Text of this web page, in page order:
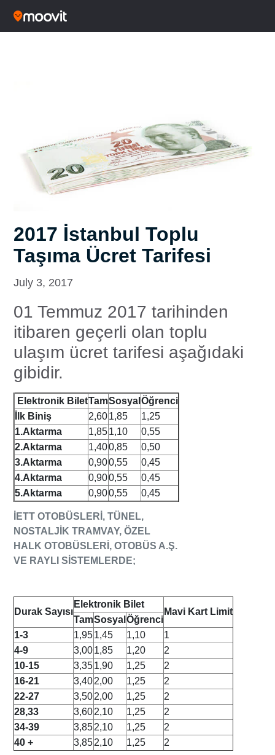
2017 İstanbul Toplu
Taşıma Ücret Tarifesi
July 3, 2017
01 Temmuz 2017 tarihinden
itibaren geçerli olan toplu
ulaşım ücret tarifesi aşağıdaki
gibidir.
İETT OTOBÜSLERİ, TÜNEL,
NOSTALJİK TRAMVAY, ÖZEL
HALK OTOBÜSLERİ, OTOBÜS A.Ş.
VE RAYLI SİSTEMLERDE;
Elektronik BiletTamSosyal Öğrenci
İlk Biniş
2,601,85
1,25
1.Aktarma
1,851,10
0,55
2.Aktarma
1,400,85
0,50
3.Aktarma
0,900,55
0,45
4.Aktarma
0,900,55
0,45
5.Aktarma
0,900,55 0,45
Durak Sayısı
Elektronik Bilet
Mavi Kart Limit
TamSosyal Öğrenci
1-3
1,951,45 1,10
1
4-9
3,001,85 1,20
2
10-15
3,351,90 1,25
2
16-21
3,402,00 1,25
2
22-27
3,502,00 1,25
2
28,33
3,602,10 1,25
2
34-39
3,852,10 1,25
2
40 +
3,852,10 1,25 2